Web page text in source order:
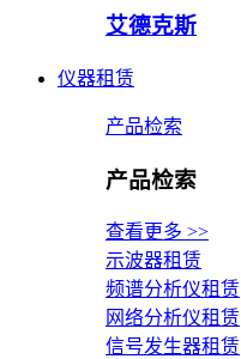
艾德克斯
仪器租赁
产品检索
产品检索
查看更多 >>
示波器租赁
频谱分析仪租赁
网络分析仪租赁
信号发生器租赁